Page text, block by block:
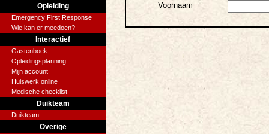
Opleiding
Emergency First Response
Wie kan er meedoen?
Interactief
Gastenboek
Opleidingsplanning
Mijn account
Huiswerk online
Medische checklist
Duikteam
Duikteam
Overige
Voornaam